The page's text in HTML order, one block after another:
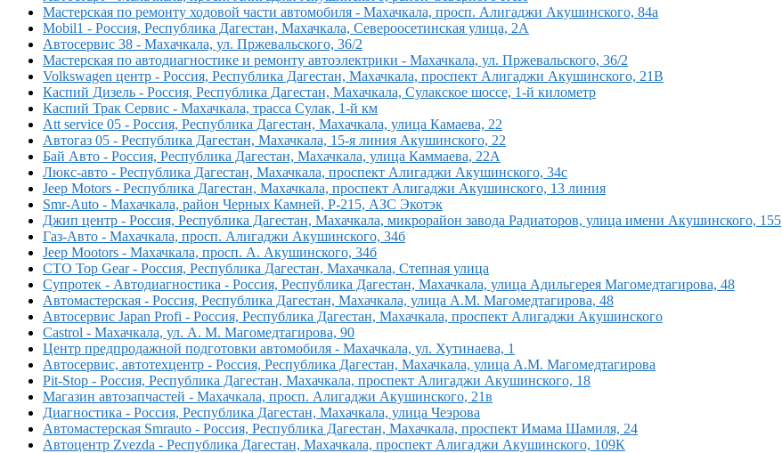
Мастерская по ремонту ходовой части автомобиля - Махачкала, просп. Алигаджи Акушинского, 84а
Mobil1 - Россия, Республика Дагестан, Махачкала, Североосетинская улица, 2А
Автосервис 38 - Махачкала, ул. Пржевальского, 36/2
Мастерская по автодиагностике и ремонту автоэлектрики - Махачкала, ул. Пржевальского, 36/2
Volkswagen центр - Россия, Республика Дагестан, Махачкала, проспект Алигаджи Акушинского, 21В
Каспий Дизель - Россия, Республика Дагестан, Махачкала, Сулакское шоссе, 1-й километр
Каспий Трак Сервис - Махачкала, трасса Сулак, 1-й км
Att service 05 - Россия, Республика Дагестан, Махачкала, улица Камаева, 22
Автогаз 05 - Республика Дагестан, Махачкала, 15-я линия Акушинского, 22
Бай Авто - Россия, Республика Дагестан, Махачкала, улица Каммаева, 22А
Люкс-авто - Республика Дагестан, Махачкала, проспект Алигаджи Акушинского, 34с
Jeep Motors - Республика Дагестан, Махачкала, проспект Алигаджи Акушинского, 13 линия
Smr-Auto - Махачкала, район Черных Камней, Р-215, АЗС Экотэк
Джип центр - Россия, Республика Дагестан, Махачкала, микрорайон завода Радиаторов, улица имени Акушинского, 155
Газ-Авто - Махачкала, просп. Алигаджи Акушинского, 34б
Jeep Mootors - Махачкала, просп. А. Акушинского, 34б
СТО Top Gear - Россия, Республика Дагестан, Махачкала, Степная улица
Супротек - Автодиагностика - Россия, Республика Дагестан, Махачкала, улица Адильгерея Магомедтагирова, 48
Автомастерская - Россия, Республика Дагестан, Махачкала, улица А.М. Магомедтагирова, 48
Автосервис Japan Profi - Россия, Республика Дагестан, Махачкала, проспект Алигаджи Акушинского
Castrol - Махачкала, ул. А. М. Магомедтагирова, 90
Центр предпродажной подготовки автомобиля - Махачкала, ул. Хутинаева, 1
Автосервис, автотехцентр - Россия, Республика Дагестан, Махачкала, улица А.М. Магомедтагирова
Pit-Stop - Россия, Республика Дагестан, Махачкала, проспект Алигаджи Акушинского, 18
Магазин автозапчастей - Махачкала, просп. Алигаджи Акушинского, 21в
Диагностика - Россия, Республика Дагестан, Махачкала, улица Чеэрова
Автомастерская Smrauto - Россия, Республика Дагестан, Махачкала, проспект Имама Шамиля, 24
Автоцентр Zvezda - Республика Дагестан, Махачкала, проспект Алигаджи Акушинского, 109К